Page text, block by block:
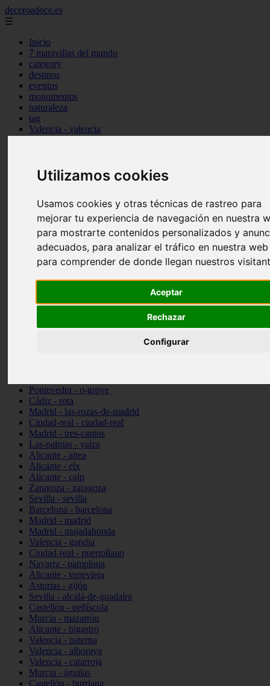
Utilizamos cookies
Usamos cookies y otras técnicas de rastreo para
mejorar tu experiencia de navegación en nuestra
para mostrarte contenidos personalizados y
adecuados, para analizar el tráfico en nuestra
para comprender de donde llegan nuestros
Aceptar
Rechazar
Configurar
deceroadoce.es
☰
Inicio
7 maravillas del mundo
category
destinos
eventos
monumentos
naturaleza
tag
Valencia - valencia
Sevilla - bormujos
Santa-cruz-de-tenerife - santiago-del-teide
Murcia - murcia
Alicante - benidorm
Alicante - finestrat
Almería - mojácar
Alicante - orihuela
Huesca - jaca
Valencia - el-puig-de-santa-maría
Ciudad-real - picón
Valencia - chiva
Valencia - burjassot
Pontevedra - o-grove
Cádiz - rota
Madrid - las-rozas-de-madrid
Ciudad-real - ciudad-real
Madrid - tres-cantos
Las-palmas - yaiza
Alicante - altea
Alicante - elx
Alicante - calp
Zaragoza - zaragoza
Sevilla - sevilla
Barcelona - barcelona
Madrid - madrid
Madrid - majadahonda
Valencia - gandia
Ciudad-real - puertollano
Navarra - pamplona
Alicante - torrevieja
Asturias - gijón
Sevilla - alcalá-de-guadaíra
Castellón - peñíscola
Murcia - mazarrón
Alicante - bigastro
Valencia - paterna
Valencia - alboraya
Valencia - catarroja
Murcia - águilas
Castellón - burriana